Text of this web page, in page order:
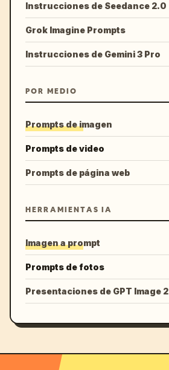
Instrucciones de Seedance 2.0
Grok Imagine Prompts
Instrucciones de Gemini 3 Pro
POR MEDIO
Prompts de imagen
Prompts de video
Prompts de página web
HERRAMIENTAS IA
Imagen a prompt
Prompts de fotos
Presentaciones de GPT Image 2